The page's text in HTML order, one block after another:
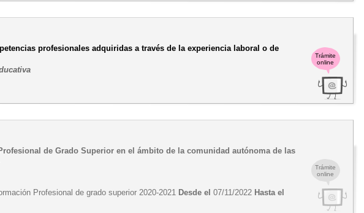
Trámite
online
profesionales adquiridas a través de la experiencia laboral o de
Trámite
online
de Grado Superior en el ámbito de la comunidad autónoma de las
Profesional de grado superior 2020-2021 Desde el 07/11/2022 Hasta el